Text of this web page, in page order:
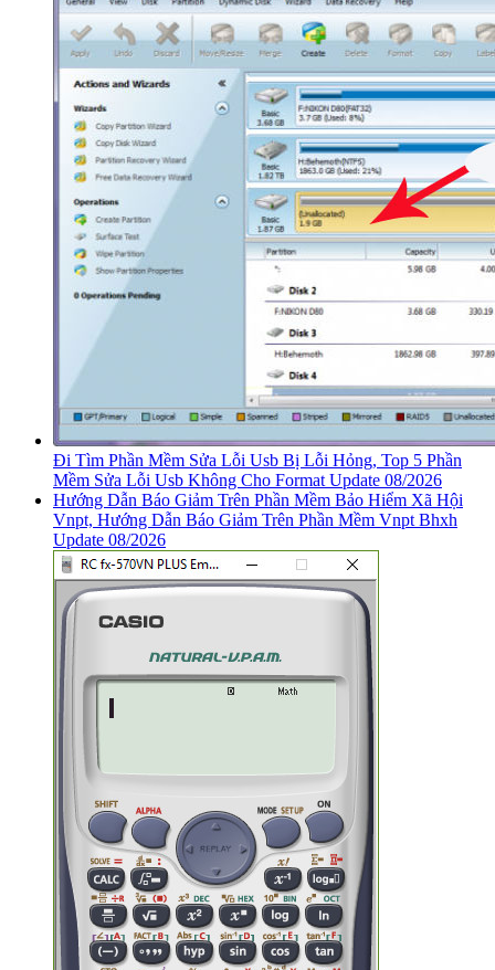
Đi Tìm Phần Mềm Sửa Lỗi Usb Bị Lỗi Hỏng, Top 5 Phần
Mềm Sửa Lỗi Usb Không Cho Format Update 08/2026
Hướng Dẫn Báo Giảm Trên Phần Mềm Bảo Hiểm Xã Hội
Vnpt, Hướng Dẫn Báo Giảm Trên Phần Mềm Vnpt Bhxh
Update 08/2026